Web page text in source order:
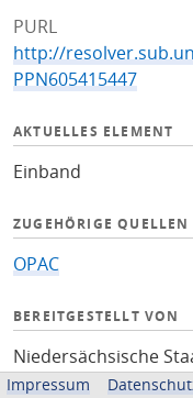
PURL
http://
PPN605415447
AKTUELLES ELEMENT
Einband
ZUGEHÖRIGE QUELLEN
OPAC
BEREITGESTELLT VON
Niedersächsische
Göttingen
Impressum